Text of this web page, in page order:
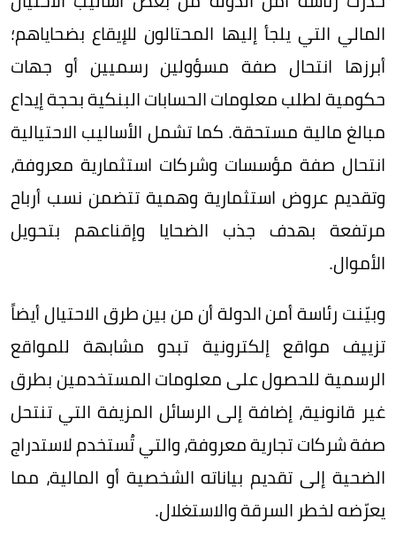
المالي التي يلجأ إليها المحتالون للإيقاع بضحاياهم؛
أبرزها انتحال صفة مسؤولين رسميين أو جهات
حكومية لطلب معلومات الحسابات البنكية بحجة إيداع
مبالغ مالية مستحقة. كما تشمل الأساليب الاحتيالية
انتحال صفة مؤسسات وشركات استثمارية معروفة،
وتقديم عروض استثمارية وهمية تتضمن نسب أرباح
مرتفعة بهدف جذب الضحايا وإقناعهم بتحويل
الأموال.
وبيّنت رئاسة أمن الدولة أن من بين طرق الاحتيال أيضاً
تزييف مواقع إلكترونية تبدو مشابهة للمواقع
الرسمية للحصول على معلومات المستخدمين بطرق
غير قانونية، إضافة إلى الرسائل المزيفة التي تنتحل
صفة شركات تجارية معروفة، والتي تُستخدم لاستدراج
الضحية إلى تقديم بياناته الشخصية أو المالية، مما
يعرّضه لخطر السرقة والاستغلال.